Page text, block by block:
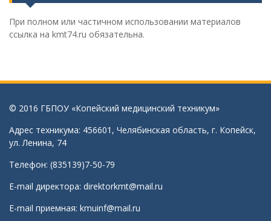
При полном или частичном использовании материалов
ссылка на kmt74.ru обязательна.
© 2016 ГБПОУ «Копейский медицинский техникум»
Адрес техникума: 456601, Челябинская область, г. Копейск,
ул. Ленина, 74
Телефон: (835139)7-50-79
E-mail директора: direktorkmt@mail.ru
E-mail приемная: kmuinf@mail.ru